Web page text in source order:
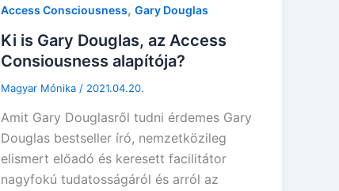
Access Consciousness,Gary Douglas
Ki is Gary Douglas, az Access
Consiousness alapítója?
Magyar Mónika / 2021.04.20.
Amit Gary Douglasről tudni érdemes Gary
Douglas bestseller író, nemzetközileg
elismert előadó és keresett facilitátor
nagyfokú tudatosságáról és arról az